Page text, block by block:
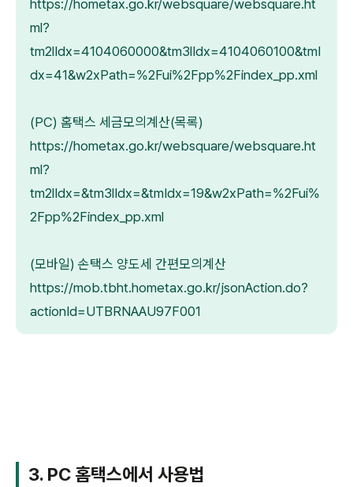
https://hometax.go.kr/websquare/websquare.ht
ml?
tm2lIdx=4104060000&tm3lIdx=4104060100&tmI
dx=41&w2xPath=%2Fui%2Fpp%2Findex_pp.xml
(PC) 홈택스 세금모의계산(목록)
https://hometax.go.kr/websquare/websquare.ht
ml?
tm2lIdx=&tm3lIdx=&tmIdx=19&w2xPath=%2Fui%
2Fpp%2Findex_pp.xml
(모바일) 손택스 양도세 간편모의계산
https://mob.tbht.hometax.go.kr/jsonAction.do?
actionId=UTBRNAAU97F001
3. PC 홈택스에서 사용법